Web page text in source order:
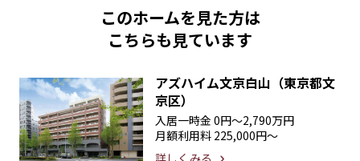
このホームを見た方は
こちらも見ています
アズハイム文京白山（東京都文
京区）
入居一時金 0円〜2,790万円
月額利用料 225,000円〜